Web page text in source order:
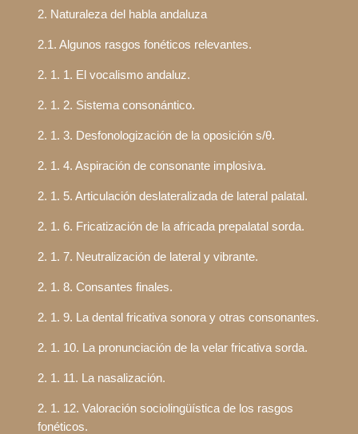
2. Naturaleza del habla andaluza
2.1. Algunos rasgos fonéticos relevantes.
2. 1. 1. El vocalismo andaluz.
2. 1. 2. Sistema consonántico.
2. 1. 3. Desfonologización de la oposición s/θ.
2. 1. 4. Aspiración de consonante implosiva.
2. 1. 5. Articulación deslateralizada de lateral palatal.
2. 1. 6. Fricatización de la africada prepalatal sorda.
2. 1. 7. Neutralización de lateral y vibrante.
2. 1. 8. Consantes finales.
2. 1. 9. La dental fricativa sonora y otras consonantes.
2. 1. 10. La pronunciación de la velar fricativa sorda.
2. 1. 11. La nasalización.
2. 1. 12. Valoración sociolingüística de los rasgos
fonéticos.